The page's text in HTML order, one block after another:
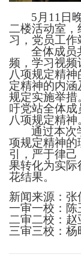
5月11日
二楼活动室，
习，党员工作
全体成员
频， 学习视频
八项规定精神
定精神的内涵
规定实施举措
吁党站全体成
八项规定精神
通过本次
项规定精神的
引，严于律
果转化为实
花结果。
新闻来源： 张
一审一校：陈
二审二校：赵
三审三校：杨